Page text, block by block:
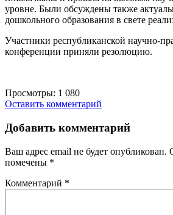
уровне. Были обсуждены также
дошкольного образования в свете
Участники республиканской научно-
конференции приняли резолюцию.
Просмотры: 1 080
Оставить комментарий
Добавить комментарий
Ваш адрес email не будет опубликован.
помечены *
Комментарий *